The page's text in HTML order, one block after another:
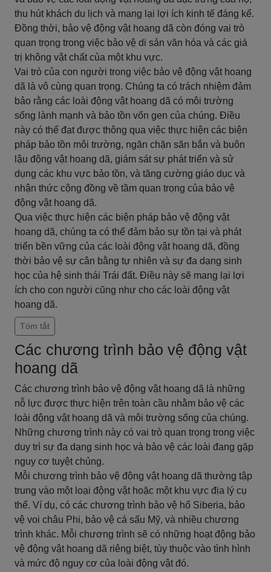
thu hút khách du lịch và mang lại lợi ích kinh tế đáng kể.
Đồng thời, bảo vệ động vật hoang dã còn đóng vai trò
quan trọng trong việc bảo vệ di sản văn hóa và các giá
trị không vật chất của một khu vực.
Vai trò của con người trong việc bảo vệ động vật hoang
dã là vô cùng quan trọng. Chúng ta có trách nhiệm đảm
bảo rằng các loài động vật hoang dã có môi trường
sống lành mạnh và bảo tồn vốn gen của chúng. Điều
này có thể đạt được thông qua việc thực hiện các biện
pháp bảo tồn môi trường, ngăn chặn săn bắn và buôn
lậu động vật hoang dã, giám sát sự phát triển và sử
dụng các khu vực bảo tồn, và tăng cường giáo dục và
nhận thức cộng đồng về tầm quan trọng của bảo vệ
động vật hoang dã.
Qua việc thực hiện các biện pháp bảo vệ động vật
hoang dã, chúng ta có thể đảm bảo sự tồn tại và phát
triển bền vững của các loài động vật hoang dã, đồng
thời bảo vệ sự cân bằng tự nhiên và sự đa dạng sinh
học của hệ sinh thái Trái đất. Điều này sẽ mang lại lợi
ích cho con người cũng như cho các loài động vật
hoang dã.
Tóm tắt
Các chương trình bảo vệ động vật
hoang dã
Các chương trình bảo vệ động vật hoang dã là những
nỗ lực được thực hiện trên toàn cầu nhằm bảo vệ các
loài động vật hoang dã và môi trường sống của chúng.
Những chương trình này có vai trò quan trọng trong việc
duy trì sự đa dạng sinh học và bảo vệ các loài đang gặp
nguy cơ tuyệt chủng.
Mỗi chương trình bảo vệ động vật hoang dã thường tập
trung vào một loại động vật hoặc một khu vực địa lý cụ
thể. Ví dụ, có các chương trình bảo vệ hổ Siberia, bảo
vệ voi châu Phi, bảo vệ cá sấu Mỹ, và nhiều chương
trình khác. Mỗi chương trình sẽ có những hoạt động bảo
vệ động vật hoang dã riêng biệt, tùy thuộc vào tình hình
và mức độ nguy cơ của loài động vật đó.